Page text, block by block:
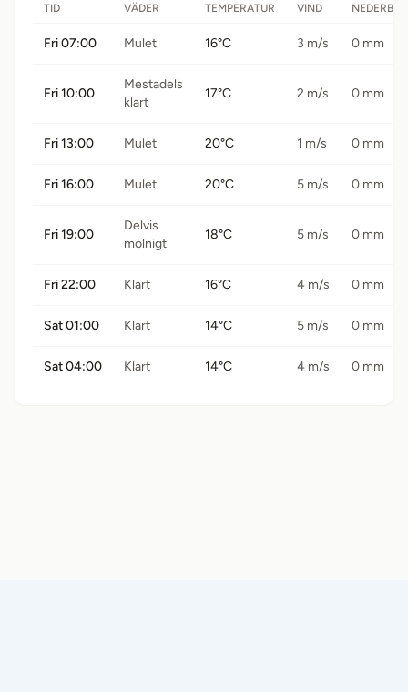
TID VÄDER TEMPERATUR VIND
Fri 07:00 Mulet 16°C 3 m/s 0 mm
Fri 10:00
Mestadels
klart
17°C 2 m/s 0 mm
Fri 13:00 Mulet 20°C 1 m/s 0 mm
Fri 16:00 Mulet 20°C 5 m/s 0 mm
Fri 19:00
Delvis
molnigt
18°C 5 m/s 0 mm
Fri 22:00 Klart 16°C 4 m/s 0 mm
Sat 01:00 Klart 14°C 5 m/s 0 mm
Sat 04:00 Klart 14°C 4 m/s 0 mm